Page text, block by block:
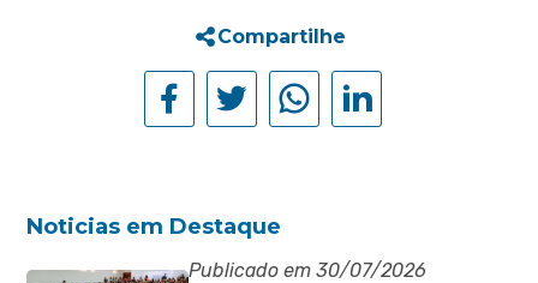
Compartilhe
Noticias em Destaque
Publicado em 30/07/2026